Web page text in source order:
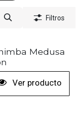
Filtros
+ COLORES
Medusa
Ver producto